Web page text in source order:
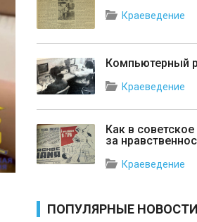
Краеведение
Компьютерный
Краеведение
Как в
за
Краеведение
ПОПУЛЯРНЫЕ НОВОСТИ